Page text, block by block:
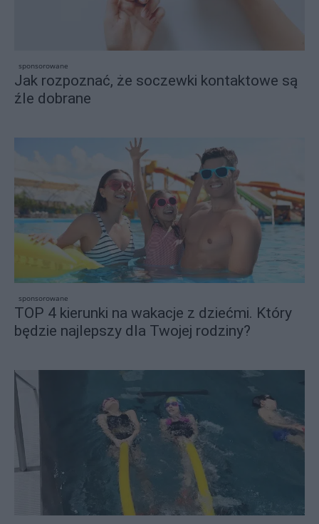
sponsorowane
Jak rozpoznać, że soczewki kontaktowe są
źle dobrane
sponsorowane
TOP 4 kierunki na wakacje z dziećmi. Który
będzie najlepszy dla Twojej rodziny?